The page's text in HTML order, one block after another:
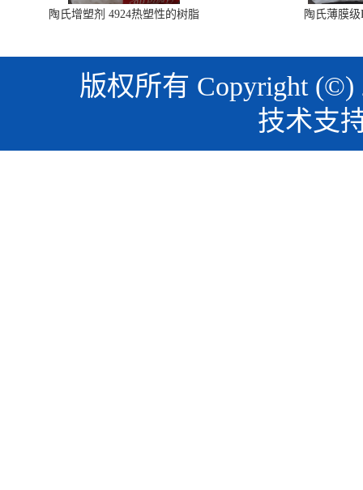
陶氏增塑剂 4924热塑性的树脂 陶氏薄膜级
版权所有 Copyright
技术支